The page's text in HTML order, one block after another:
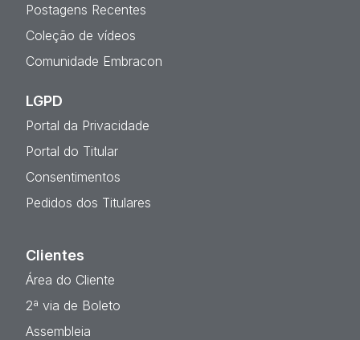
Postagens Recentes
Coleção de vídeos
Comunidade Embracon
LGPD
Portal da Privacidade
Portal do Titular
Consentimentos
Pedidos dos Titulares
Clientes
Área do Cliente
2ª via de Boleto
Assembleia